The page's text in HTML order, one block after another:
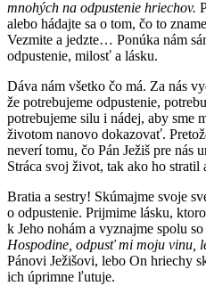
mnohých na odpustenie hriechov.
alebo hádajte sa o tom, čo to
Vezmite a jedzte… Ponúka nám
odpustenie, milosť a lásku.
Dáva nám všetko čo má. Za nás
že potrebujeme odpustenie,
potrebujeme silu i nádej, aby sme
životom nanovo dokazovať.
neverí tomu, čo Pán Ježiš pre nás
Stráca svoj život, tak ako ho stratil
Bratia a sestry! Skúmajme svoje
o odpustenie. Prijmime lásku,
k Jeho nohám a vyznajme spolu
Hospodine, odpusť mi moju vinu,
Pánovi Ježišovi, lebo On hriechy
ich úprimne ľutuje.